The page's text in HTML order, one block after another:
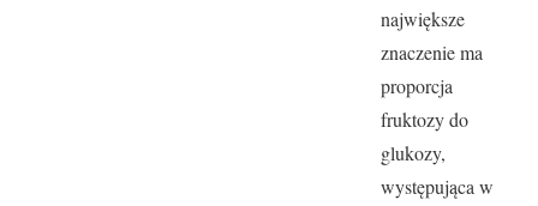
największe
znaczenie ma
proporcja
fruktozy do
glukozy,
występująca w